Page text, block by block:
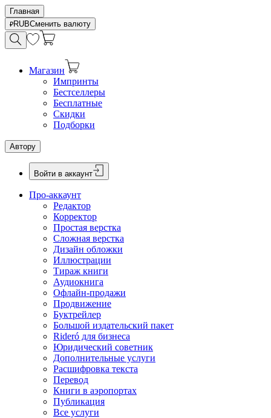
Главная
RUBСменить валюту
Магазин
Импринты
Бестселлеры
Бесплатные
Скидки
Подборки
Автору
Войти в аккаунт
Про-аккаунт
Редактор
Корректор
Простая верстка
Сложная верстка
Дизайн обложки
Иллюстрации
Тираж книги
Аудиокнига
Офлайн-продажи
Продвижение
Буктрейлер
Большой издательский пакет
Rideró для бизнеса
Юридический советник
Дополнительные услуги
Расшифровка текста
Перевод
Книги в аэропортах
Публикация
Все услуги